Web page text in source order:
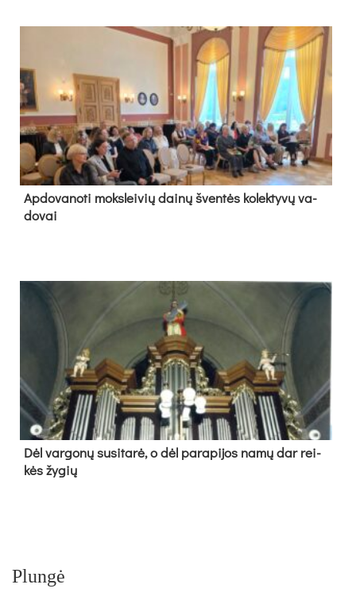
Ap­do­va­no­ti moks­lei­vių dai­nų šven­tės ko­lek­ty­vų va­
do­vai
Dėl var­go­nų su­si­ta­rė, o dėl pa­ra­pi­jos na­mų dar rei­
kės žy­gių
Plungė